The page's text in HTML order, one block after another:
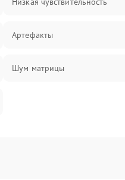
Артефакты
Шум матрицы